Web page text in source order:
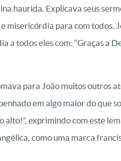
haurida. Explicava seus
misericórdia para com todos.
a todos eles com: “Graças a
para João muitos outros
em algo maior do que
exprimindo com este
como uma marca